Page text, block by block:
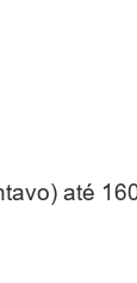
até